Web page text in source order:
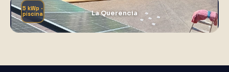
La Querencia
5 kWp ·
piscina